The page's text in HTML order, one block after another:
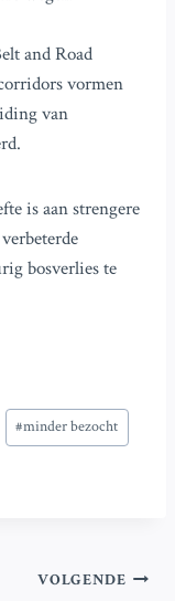
and Road
vormen
van
is aan strengere
bosverlies te
#minder bezocht
VOLGENDE